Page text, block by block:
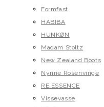
Formfast
HABIBA
HUNKØN
Madam Stoltz
New Zealand Boots
Nynne Rosenvinge
RE.ESSENCE
Vissevasse